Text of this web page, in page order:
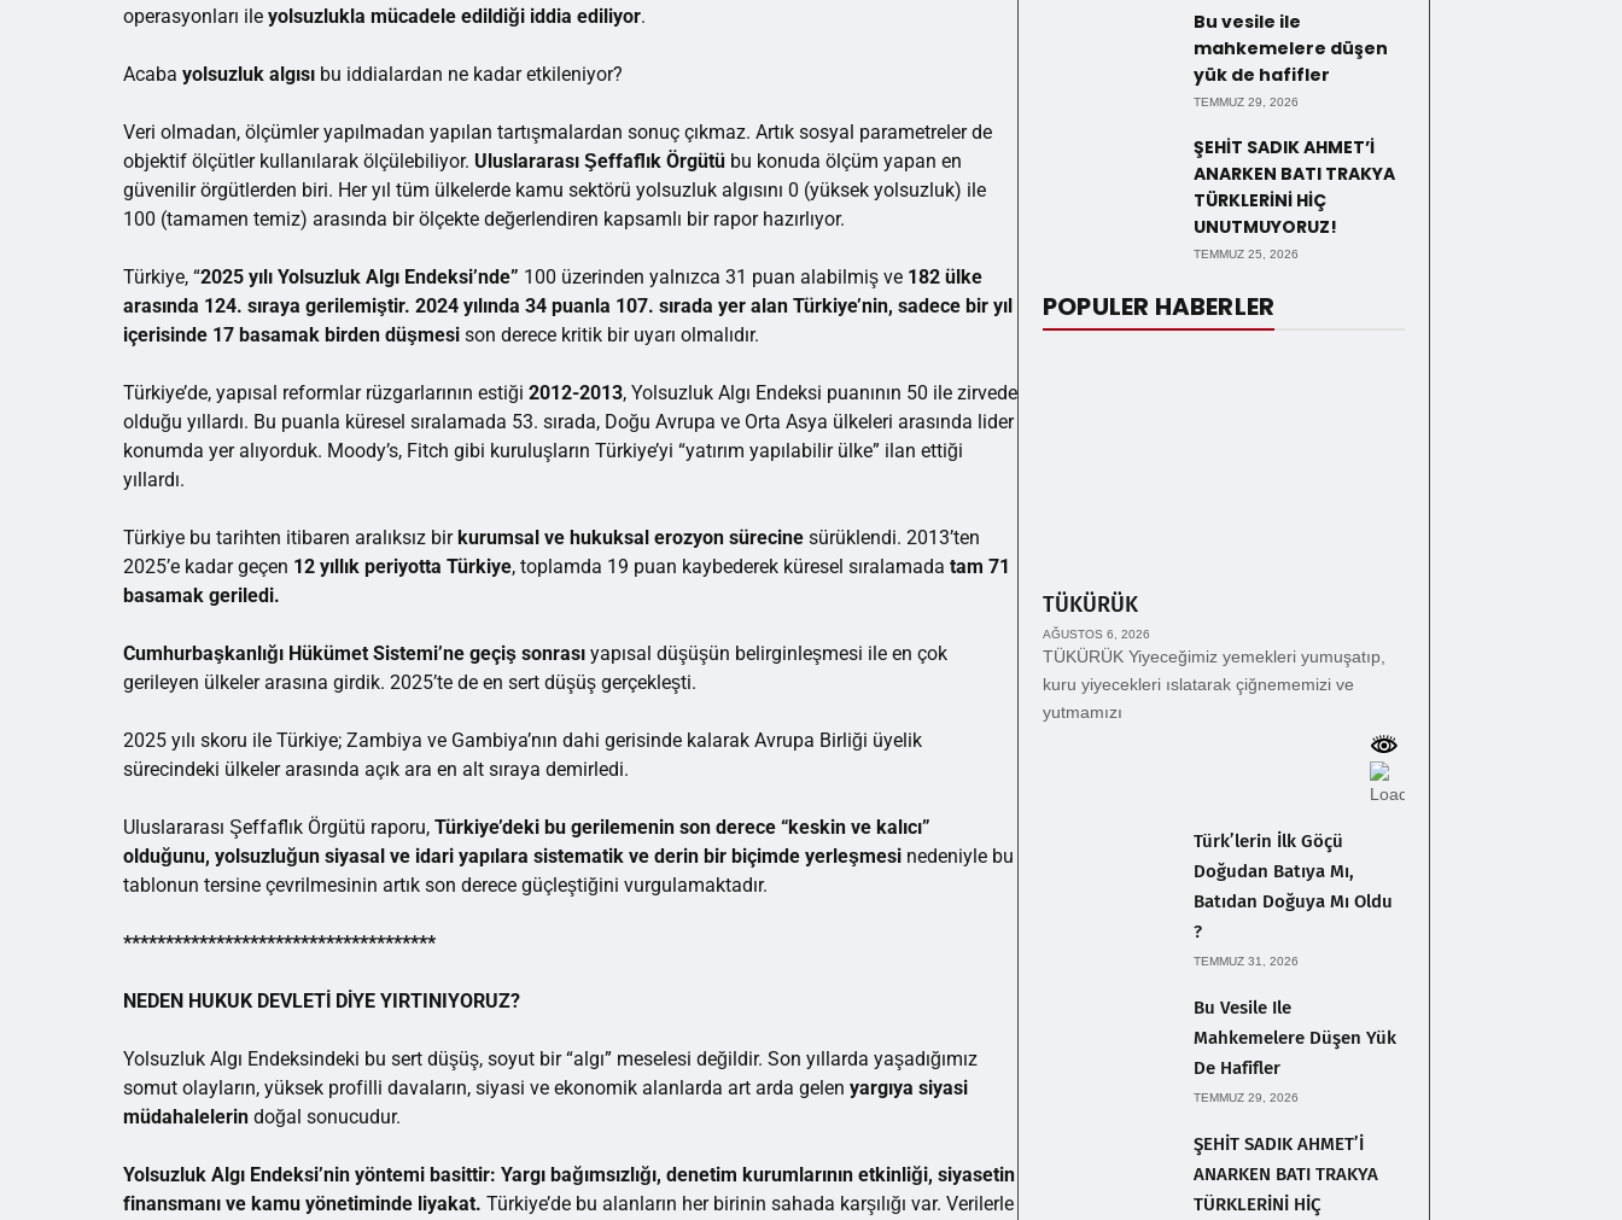
operasyonları ile yolsuzlukla mücadele edildiği iddia ediliyor.
Acaba yolsuzluk algısı bu iddialardan ne kadar etkileniyor?
Veri olmadan, ölçümler yapılmadan yapılan tartışmalardan sonuç çıkmaz. Artık sosyal parametreler de
objektif ölçütler kullanılarak ölçülebiliyor. Uluslararası Şeffaflık Örgütü bu konuda ölçüm yapan en
güvenilir örgütlerden biri. Her yıl tüm ülkelerde kamu sektörü yolsuzluk algısını 0 (yüksek yolsuzluk) ile
100 (tamamen temiz) arasında bir ölçekte değerlendiren kapsamlı bir rapor hazırlıyor.
Türkiye, “2025 yılı Yolsuzluk Algı Endeksi’nde” 100 üzerinden yalnızca 31 puan alabilmiş ve 182 ülke
arasında 124. sıraya gerilemiştir. 2024 yılında 34 puanla 107. sırada yer alan Türkiye’nin, sadece bir yıl
içerisinde 17 basamak birden düşmesi son derece kritik bir uyarı olmalıdır.
Türkiye’de, yapısal reformlar rüzgarlarının estiği 2012-2013, Yolsuzluk Algı Endeksi puanının 50 ile zirvede
olduğu yıllardı. Bu puanla küresel sıralamada 53. sırada, Doğu Avrupa ve Orta Asya ülkeleri arasında lider
konumda yer alıyorduk. Moody’s, Fitch gibi kuruluşların Türkiye’yi “yatırım yapılabilir ülke” ilan ettiği
yıllardı.
Türkiye bu tarihten itibaren aralıksız birkurumsal ve hukuksal erozyon sürecine sürüklendi. 2013’ten
2025’e kadar geçen 12 yıllık periyotta Türkiye, toplamda 19 puan kaybederek küresel sıralamada tam 71
basamak geriledi.
Cumhurbaşkanlığı Hükümet Sistemi’ne geçiş sonrası yapısal düşüşün belirginleşmesi ile en çok
gerileyen ülkeler arasına girdik. 2025’te de en sert düşüş gerçekleşti.
2025 yılı skoru ile Türkiye; Zambiya ve Gambiya’nın dahi gerisinde kalarak Avrupa Birliği üyelik
sürecindeki ülkeler arasında açık ara en alt sıraya demirledi.
Uluslararası Şeffaflık Örgütü raporu, Türkiye’deki bu gerilemenin son derece “keskin ve kalıcı”
olduğunu, yolsuzluğun siyasal ve idari yapılara sistematik ve derin bir biçimde yerleşmesi nedeniyle bu
tablonun tersine çevrilmesinin artık son derece güçleştiğini vurgulamaktadır.
*************************************
NEDEN HUKUK DEVLETİ DİYE YIRTINIYORUZ?
Yolsuzluk Algı Endeksindeki bu sert düşüş, soyut bir “algı” meselesi değildir. Son yıllarda yaşadığımız
somut olayların, yüksek profilli davaların, siyasi ve ekonomik alanlarda art arda gelen yargıya siyasi
müdahalelerin doğal sonucudur.
Yolsuzluk Algı Endeksi’nin yöntemi basittir: Yargı bağımsızlığı, denetim kurumlarının etkinliği, siyasetin
finansmanı ve kamu yönetiminde liyakat. Türkiye’de bu alanların her birinin sahada karşılığı var. Verilerle
Bu vesile ile
mahkemelere düşen
yük de hafifler
TEMMUZ 29, 2026
ŞEHİT SADIK AHMET’İ
ANARKEN BATI TRAKYA
TÜRKLERİNİ HİÇ
UNUTMUYORUZ!
TEMMUZ 25, 2026
POPULER HABERLER
TÜKÜRÜK
AĞUSTOS 6, 2026
TÜKÜRÜK Yiyeceğimiz yemekleri yumuşatıp,
kuru yiyecekleri ıslatarak çiğnememizi ve
yutmamızı
Türk’lerin İlk Göçü
Doğudan Batıya Mı,
Batıdan Doğuya Mı Oldu
?
TEMMUZ 31, 2026
Bu Vesile Ile
Mahkemelere Düşen Yük
De Hafifler
TEMMUZ 29, 2026
ŞEHİT SADIK AHMET’İ
ANARKEN BATI TRAKYA
TÜRKLERİNİ HİÇ